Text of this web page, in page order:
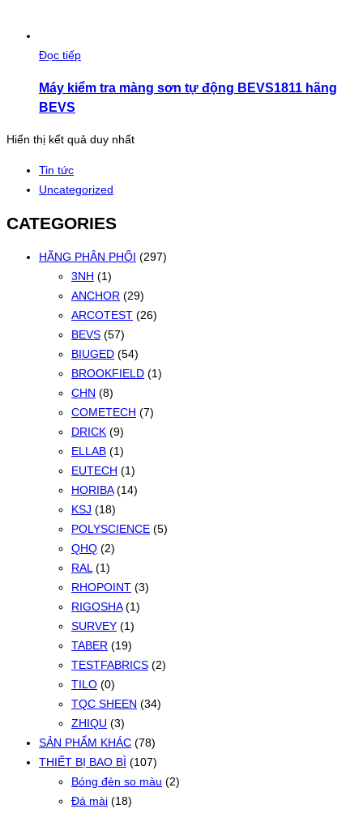
Đọc tiếp
Máy kiểm tra màng sơn tự động BEVS1811 hãng
BEVS
Hiển thị kết quả duy nhất
Tin tức
Uncategorized
CATEGORIES
HÃNG PHÂN PHỐI (297)
3NH (1)
ANCHOR (29)
ARCOTEST (26)
BEVS (57)
BIUGED (54)
BROOKFIELD (1)
CHN (8)
COMETECH (7)
DRICK (9)
ELLAB (1)
EUTECH (1)
HORIBA (14)
KSJ (18)
POLYSCIENCE (5)
QHQ (2)
RAL (1)
RHOPOINT (3)
RIGOSHA (1)
SURVEY (1)
TABER (19)
TESTFABRICS (2)
TILO (0)
TQC SHEEN (34)
ZHIQU (3)
SẢN PHẨM KHÁC (78)
THIẾT BỊ BAO BÌ (107)
Bóng đèn so màu (2)
Đá mài (18)